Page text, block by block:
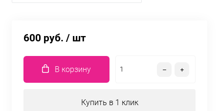
600 руб. / шт
В корзину
Купить в 1 клик